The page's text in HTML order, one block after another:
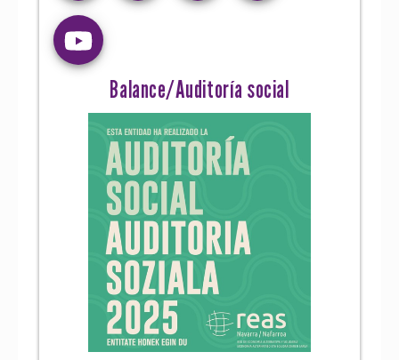
Balance/Auditoría social